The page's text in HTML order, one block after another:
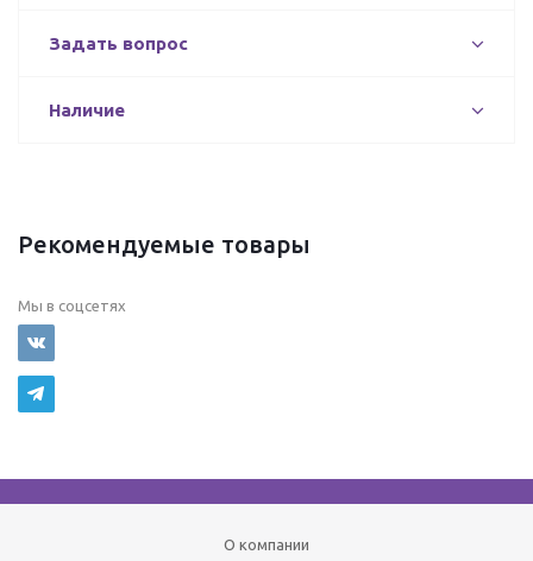
Задать вопрос
Наличие
Рекомендуемые товары
Мы в соцсетях
О компании